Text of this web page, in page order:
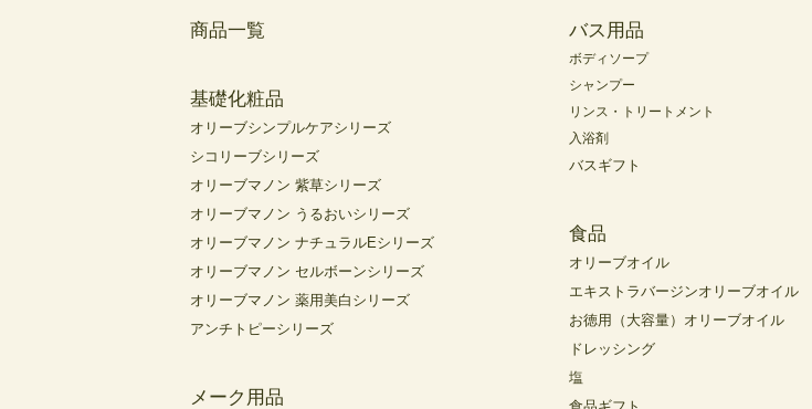
商品一覧
基礎化粧品
オリーブシンプルケアシリーズ
シコリーブシリーズ
オリーブマノン 紫草シリーズ
オリーブマノン うるおいシリーズ
オリーブマノン ナチュラルEシリーズ
オリーブマノン セルボーンシリーズ
オリーブマノン 薬用美白シリーズ
アンチトピーシリーズ
メーク用品
バス用品
ボディソープ
シャンプー
リンス・トリートメント
入浴剤
バスギフト
食品
オリーブオイル
エキストラバージンオリーブオイル
お徳用（大容量）オリーブオイル
ドレッシング
塩